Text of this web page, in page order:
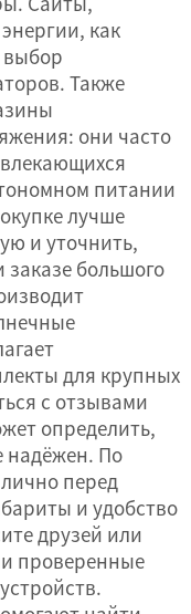
как
Также
они часто
питании
лучше
и уточнить,
заказе большого
для крупных
с отзывами
определить,
надёжен. По
перед
и удобство
друзей или
проверенные